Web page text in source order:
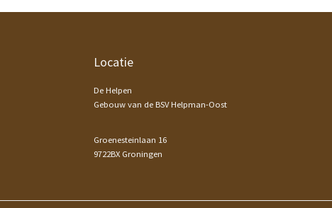
Locatie
De Helpen
Gebouw van de BSV Helpman-Oost
Groenesteinlaan 16
9722BX Groningen